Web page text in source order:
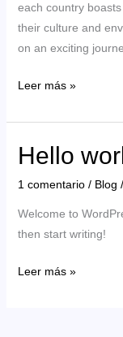
each country
their culture and
on an exciting
Global
Hacks:
Must-
Try
Rituals
Leer más »
Hello
1 comentario / Blog /
Welcome to
then start writing!
Hello
Leer más »